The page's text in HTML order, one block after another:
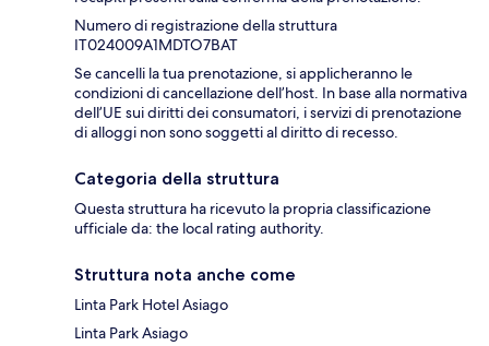
Numero di registrazione della struttura
IT024009A1MDTO7BAT
Se cancelli la tua prenotazione, si applicheranno le
condizioni di cancellazione dell’host. In base alla normativa
dell’UE sui diritti dei consumatori, i servizi di prenotazione
di alloggi non sono soggetti al diritto di recesso.
Categoria della struttura
Questa struttura ha ricevuto la propria classificazione
ufficiale da: the local rating authority.
Struttura nota anche come
Linta Park Hotel Asiago
Linta Park Asiago